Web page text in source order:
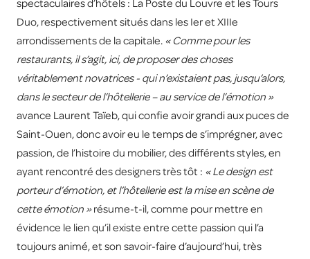
spectaculaires d’hôtels : La Poste du Louvre et les Tours
Duo, respectivement situés dans les Ier et XIIIe
arrondissements de la capitale. « Comme pour les
restaurants, il s’agit, ici, de proposer des choses
véritablement novatrices - qui n’existaient pas, jusqu’alors,
dans le secteur de l’hôtellerie – au service de l’émotion »
avance Laurent Taïeb, qui confie avoir grandi aux puces de
Saint-Ouen, donc avoir eu le temps de s’imprégner, avec
passion, de l’histoire du mobilier, des différents styles, en
ayant rencontré des designers très tôt : « Le design est
porteur d’émotion, et l’hôtellerie est la mise en scène de
cette émotion » résume-t-il, comme pour mettre en
évidence le lien qu’il existe entre cette passion qui l’a
toujours animé, et son savoir-faire d’aujourd’hui, très